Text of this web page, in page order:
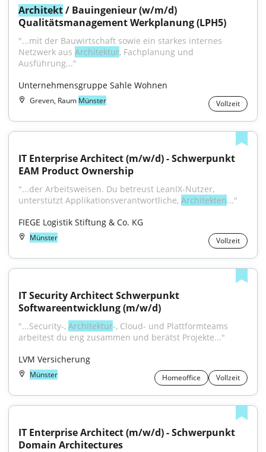
Architekt / Bauingenieur (w/m/d)
Qualitätsmanagement Werkplanung (LPH5)
"...mit der Bauwirtschaft sowie ein starkes internes
Netzwerk aus Architektur, Fachplanung und
Ausführung..."
Unternehmensgruppe Sahle Wohnen
Greven, Raum Münster Vollzeit
IT Enterprise Architect (m/w/d) - Schwerpunkt
EAM Product Ownership
"...der Arbeitsweisen. Du betreust LeanIX-Nutzer,
unterstützt Applikationsverantwortliche, Architekten..."
FIEGE Logistik Stiftung & Co. KG
Münster Vollzeit
IT Security Architect Schwerpunkt
Softwareentwicklung (m/w/d)
"...Security-, Architektur-, Cloud- und Plattformteams
arbeitest du eng zusammen und berätst Projekte..."
LVM Versicherung
Münster Homeoffice Vollzeit
IT Enterprise Architect (m/w/d) - Schwerpunkt
Domain Architectures